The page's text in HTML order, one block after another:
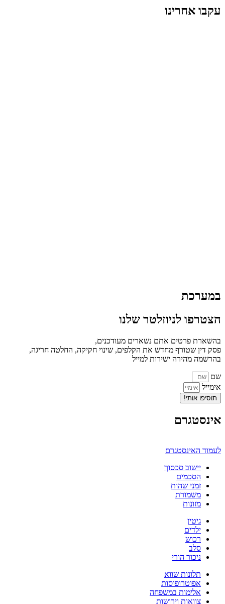
עקבו אחרינו
במערכת
הצטרפו לניוזלטר שלנו
בהשארת פרטים אתם נשארים מעודכנים,
פסק דין שטורף מחדש את הקלפים, שינוי חקיקה, החלטה חריגה,
בהרשמה מהירה ישירות למייל
שם
אימייל
תוסיפו אותי!
אינסטגרם
לעמוד האינסטגרם
יישוב סכסוך
הסכמים
זמני שהות
משמורת
מזונות
גיטין
ילדים
רכוש
סלב
ניכור הורי
תלונות שווא
אפוטרופוסות
אלימות במשפחה
צוואות וירושות